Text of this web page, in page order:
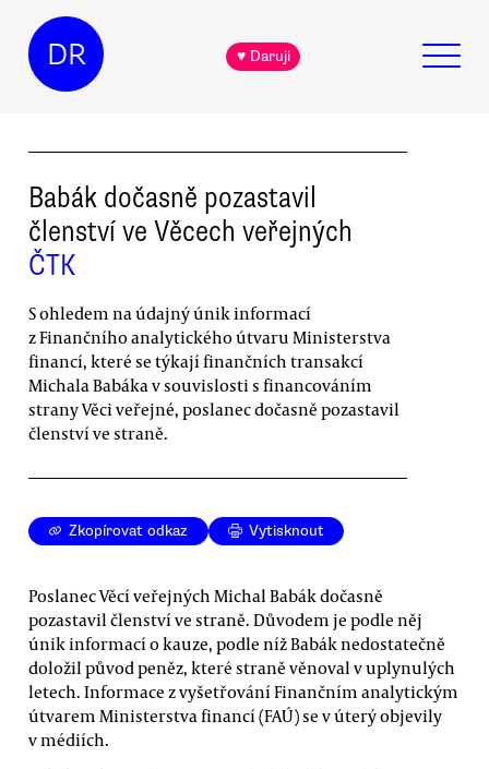
DR ♥ Daruji
Babák dočasně pozastavil
členství ve Věcech veřejných
ČTK
S ohledem na údajný únik informací
z Finančního analytického útvaru Ministerstva
financí, které se týkají finančních transakcí
Michala Babáka v souvislosti s financováním
strany Věci veřejné, poslanec dočasně pozastavil
členství ve straně.
Zkopírovat odkaz Vytisknout
Poslanec Věcí veřejných Michal Babák dočasně
pozastavil členství ve straně. Důvodem je podle něj
únik informací o kauze, podle níž Babák nedostatečně
doložil původ peněz, které straně věnoval v uplynulých
letech. Informace z vyšetřování Finančním analytickým
útvarem Ministerstva financí (FAÚ) se v úterý objevily
v médiích.